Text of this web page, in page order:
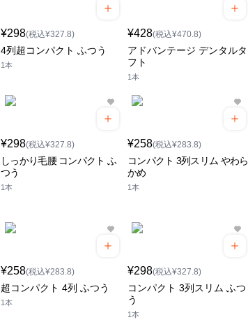
¥298(税込¥327.8)
4列超コンパクト ふつう
1本
¥428(税込¥470.8)
アドバンテージ デンタルタ
フト
1本
¥298(税込¥327.8)
しっかり毛腰 コンパクト ふ
つう
1本
¥258(税込¥283.8)
コンパクト 3列スリム やわら
かめ
1本
¥258(税込¥283.8)
超コンパクト 4列 ふつう
1本
¥298(税込¥327.8)
コンパクト 3列スリム ふつ
う
1本